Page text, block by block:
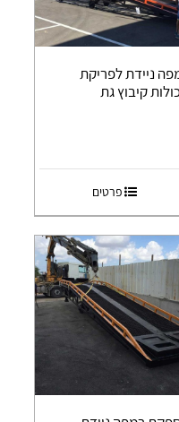
ניידת לפריקת
קיבוץ גת
פרטים